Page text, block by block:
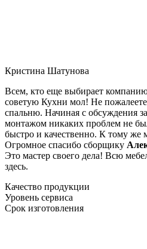
Кристина Шатунова
Всем, кто еще выбирает
советую Кухни мол! Не
спальню. Начиная с обсуждения
монтажом никаких проблем не
быстро и качественно. К тому же
Огромное спасибо сборщику
Это мастер своего дела! Всю
здесь.
Качество продукции
Уровень сервиса
Срок изготовления